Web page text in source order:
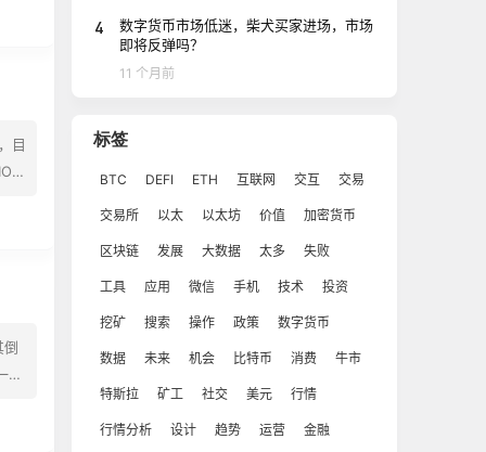
目
倒
季
4
数字货币市场低迷，柴犬买家进场，市场
即将反弹吗？
11 个月前
标签
BTC DEFI ETH 互联网 交互 交易
交易所 以太 以太坊 价值 加密货币
区块链 发展 大数据 太多 失败
工具 应用 微信 手机 技术 投资
挖矿 搜索 操作 政策 数字货币
数据 未来 机会 比特币 消费 牛市
特斯拉 矿工 社交 美元 行情
行情分析 设计 趋势 运营 金融